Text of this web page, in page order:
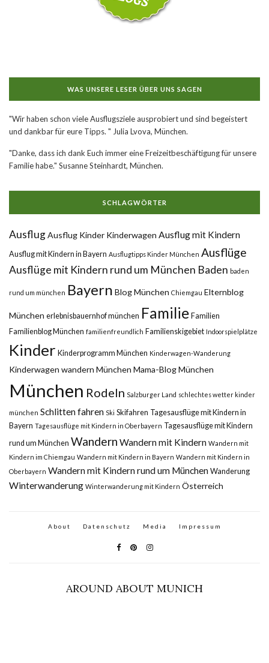
WAS UNSERE LESER ÜBER UNS SAGEN
"Wir haben schon viele Ausflugsziele ausprobiert und sind begeistert
und dankbar für eure Tipps. " Julia Lvova, München.
"Danke, dass ich dank Euch immer eine Freizeitbeschäftigung für unsere
Familie habe." Susanne Steinhardt, München.
SCHLAGWÖRTER
AusflugAusflug Kinder Kinderwagen Ausflug mit Kindern
Ausflug mit Kindern in Bayern Ausflugtipps Kinder München Ausflüge
Ausflüge mit Kindern rund um München Baden baden
rund um münchen Bayern Blog München Chiemgau Elternblog
München erlebnisbauernhof münchen Familie Familien
Familienblog München familienfreundlich Familienskigebiet Indoorspielplätze
Kinder Kinderprogramm München Kinderwagen-Wanderung
Kinderwagen wandern München Mama-Blog München
München Rodeln Salzburger Land schlechtes wetter kinder
münchen Schlitten fahren Ski Skifahren Tagesausflüge mit Kindern in
Bayern Tagesausflüge mit Kindern in Oberbayern Tagesausflüge mit Kindern
rund um München Wandern Wandern mit Kindern Wandern mit
Kindern im Chiemgau Wandern mit Kindern in Bayern Wandern mit Kindern in
Oberbayern Wandern mit Kindern rund um München Wanderung
Winterwanderung Winterwanderung mit Kindern Österreich
About Datenschutz Media Impressum
AROUND ABOUT MUNICH